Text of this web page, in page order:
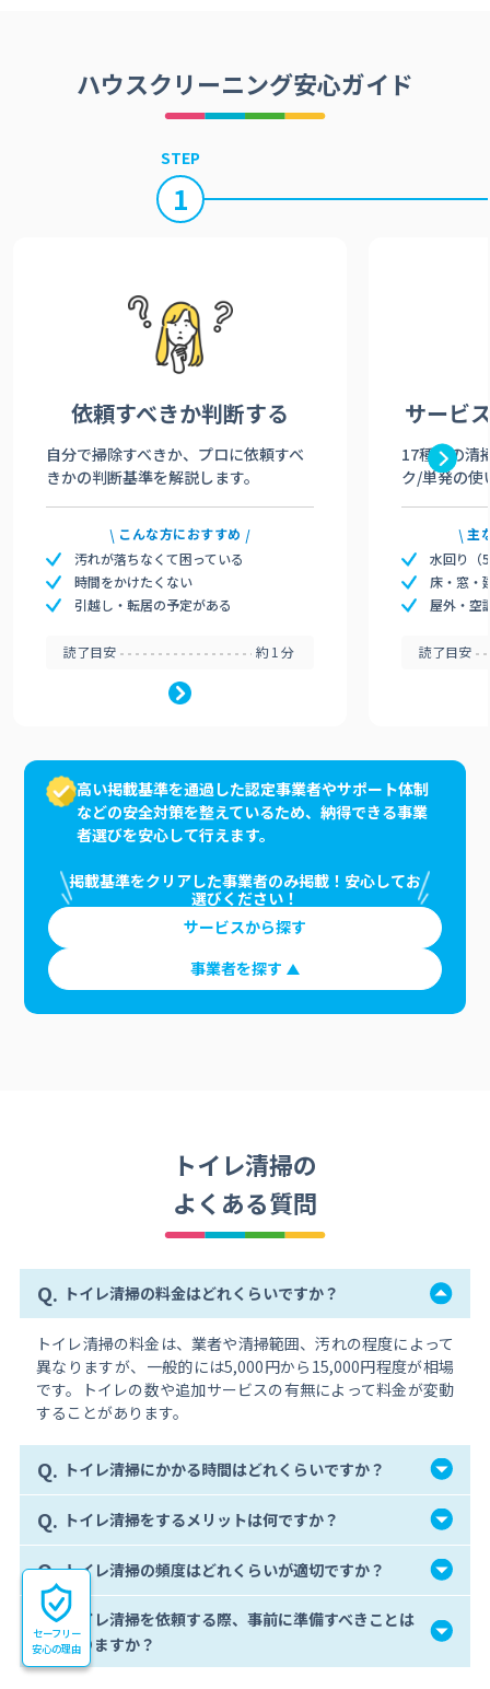
ハウスクリーニング安心ガイド
STEP
1
依頼すべきか判断する
自分で掃除すべきか、プロに依頼すべ
きかの判断基準を解説します。
こんな方におすすめ
汚れが落ちなくて困っている
時間をかけたくない
引越し・転居の予定がある
読了目安 約1分
サービ
17種類の清
ク/単発の使
主
水回り（
床・窓・
屋外・空
読了目安
高い掲載基準を通過した認定事業者やサポート体制
などの安全対策を整えているため、納得できる事業
者選びを安心して行えます。
掲載基準をクリアした事業者のみ掲載！安心してお
選びください！
サービスから探す
事業者を探す
トイレ清掃の
よくある質問
Q. トイレ清掃の料金はどれくらいですか？
トイレ清掃の料金は、業者や清掃範囲、汚れの程度によって
異なりますが、一般的には5,000円から15,000円程度が相場
です。トイレの数や追加サービスの有無によって料金が変動
することがあります。
Q. トイレ清掃にかかる時間はどれくらいですか？
Q. トイレ清掃をするメリットは何ですか？
Q. トイレ清掃の頻度はどれくらいが適切ですか？
Q. トイレ清掃を依頼する際、事前に準備すべきことは
ありますか？
セーフリー
安心の理由